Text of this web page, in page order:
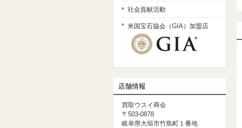
社会貢献活動
米国宝石協会（GIA）加盟店
店舗情報
買取ウスイ商会
〒503-0878
岐阜県大垣市竹島町１番地